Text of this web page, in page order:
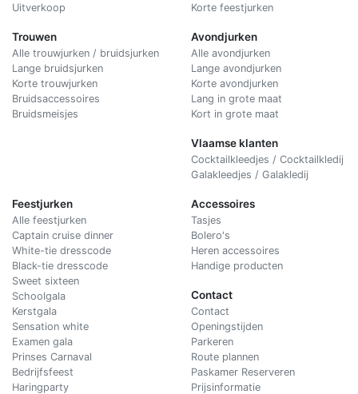
Uitverkoop
Trouwen
Alle trouwjurken / bruidsjurken
Lange bruidsjurken
Korte trouwjurken
Bruidsaccessoires
Bruidsmeisjes
Korte feestjurken
Avondjurken
Alle avondjurken
Lange avondjurken
Korte avondjurken
Lang in grote maat
Kort in grote maat
Vlaamse klanten
Cocktailkleedjes / Cocktailkledij
Galakleedjes / Galakledij
Feestjurken
Alle feestjurken
Captain cruise dinner
White-tie dresscode
Black-tie dresscode
Sweet sixteen
Schoolgala
Kerstgala
Sensation white
Examen gala
Prinses Carnaval
Bedrijfsfeest
Haringparty
Accessoires
Tasjes
Bolero's
Heren accessoires
Handige producten
Contact
Contact
Openingstijden
Parkeren
Route plannen
Paskamer Reserveren
Prijsinformatie